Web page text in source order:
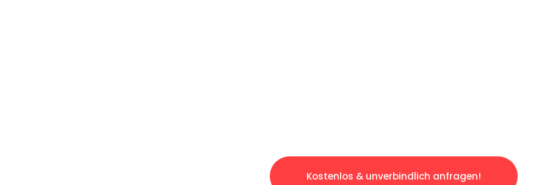
Kostenlos & unverbindlich anfragen!